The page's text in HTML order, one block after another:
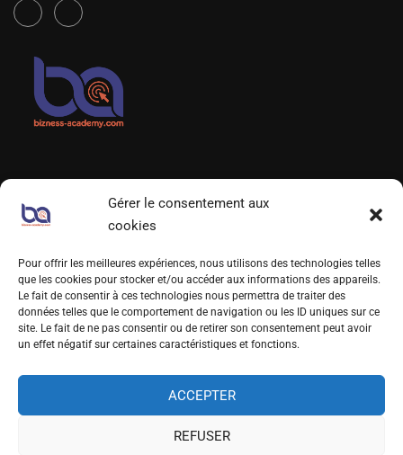
Gérer le consentement aux
cookies
Pour offrir les meilleures expériences, nous utilisons des technologies telles
que les cookies pour stocker et/ou accéder aux informations des appareils.
Le fait de consentir à ces technologies nous permettra de traiter des
données telles que le comportement de navigation ou les ID uniques sur ce
site. Le fait de ne pas consentir ou de retirer son consentement peut avoir
un effet négatif sur certaines caractéristiques et fonctions.
ACCEPTER
REFUSER
LIENS UTILES
Qui sommes-nous?
Foire aux Questions
Prendre RDV